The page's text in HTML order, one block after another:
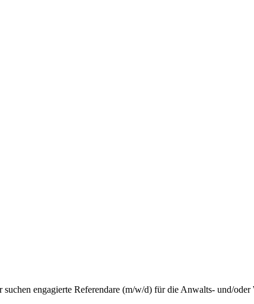
suchen engagierte Referendare (m/w/d) für die Anwalts- und/oder